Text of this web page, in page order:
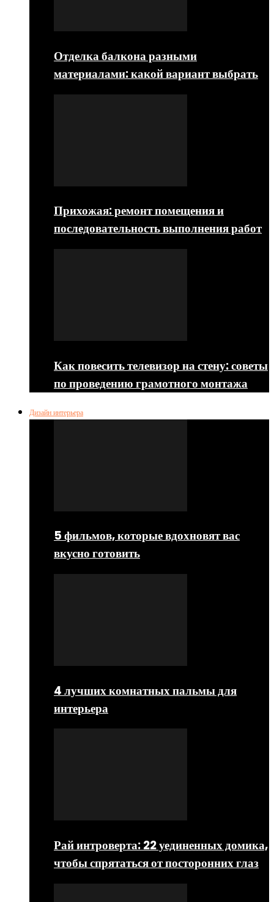
Отделка балкона разными
материалами: какой вариант выбрать
Прихожая: ремонт помещения и
последовательность выполнения работ
Как повесить телевизор на стену: советы
по проведению грамотного монтажа
Дизайн интерьера
5 фильмов, которые вдохновят вас
вкусно готовить
4 лучших комнатных пальмы для
интерьера
Рай интроверта: 22 уединенных домика,
чтобы спрятаться от посторонних глаз